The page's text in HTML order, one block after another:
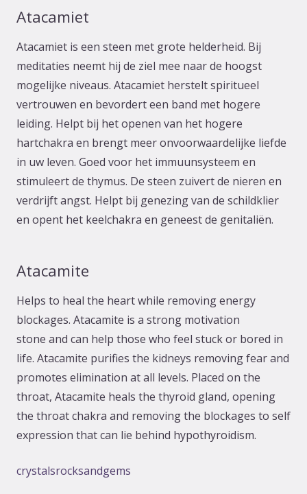
Atacamiet
Atacamiet is een steen met grote helderheid. Bij
meditaties neemt hij de ziel mee naar de hoogst
mogelijke niveaus. Atacamiet herstelt spiritueel
vertrouwen en bevordert een band met hogere
leiding. Helpt bij het openen van het hogere
hartchakra en brengt meer onvoorwaardelijke liefde
in uw leven. Goed voor het immuunsysteem en
stimuleert de thymus. De steen zuivert de nieren en
verdrijft angst. Helpt bij genezing van de schildklier
en opent het keelchakra en geneest de genitaliën.
Atacamite
Helps to heal the heart while removing energy
blockages. Atacamite is a strong motivation
stone and can help those who feel stuck or bored in
life. Atacamite purifies the kidneys removing fear and
promotes elimination at all levels. Placed on the
throat, Atacamite heals the thyroid gland, opening
the throat chakra and removing the blockages to self
expression that can lie behind hypothyroidism.
crystalsrocksandgems